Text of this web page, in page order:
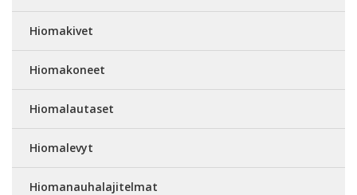
Hiomakivet
Hiomakoneet
Hiomalautaset
Hiomalevyt
Hiomanauhalajitelmat